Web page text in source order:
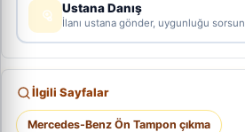
İlgili Sayfalar
Mercedes-Benz Ön Tampon çıkma
Ustana Danış
İlanı ustana gönder, uygunluğu sorsun